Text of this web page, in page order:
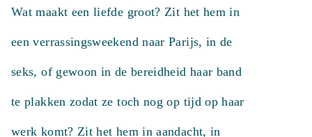
liefde
Wat maakt een liefde groot? Zit het hem in
een verrassingsweekend naar Parijs, in de
seks, of gewoon in de bereidheid haar band
te plakken zodat ze toch nog op tijd op haar
werk komt? Zit het hem in aandacht, in